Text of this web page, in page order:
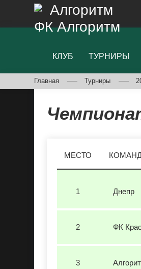
ФК Алгоритм
КЛУБ ТУРНИРЫ
Главная Турниры
МЕСТО
1 Днепр
2 ФК
3